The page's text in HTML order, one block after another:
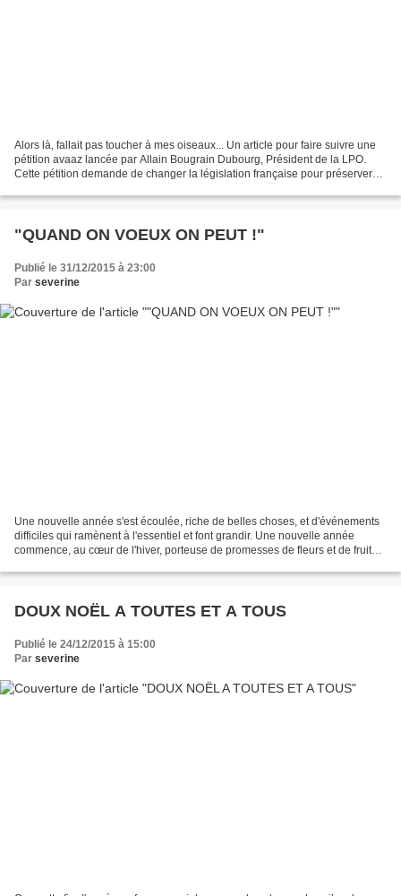
Alors là, fallait pas toucher à mes oiseaux... Un article pour faire suivre une
pétition avaaz lancée par Allain Bougrain Dubourg, Président de la LPO.
Cette pétition demande de changer la législation française pour préserver
"QUAND ON VOEUX ON PEUT !"
Publié le 31/12/2015 à 23:00
Par severine
Une nouvelle année s'est écoulée, riche de belles choses, et d'événements
difficiles qui ramènent à l'essentiel et font grandir. Une nouvelle année
commence, au cœur de l'hiver, porteuse de promesses de fleurs et de fruits,
DOUX NOËL A TOUTES ET A TOUS
Publié le 24/12/2015 à 15:00
Par severine